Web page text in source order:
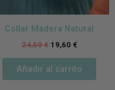
Collar Madera Natural
24,50€ 19,60 €
Añadir al carrito